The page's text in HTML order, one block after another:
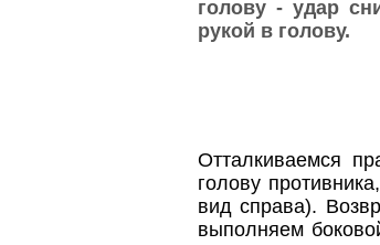
голову - удар
рукой в голову.
Отталкиваемся
голову
вид справа).
выполняем